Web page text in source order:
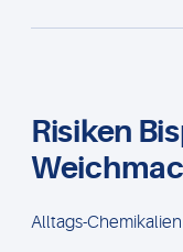
Risiken
Alltags-